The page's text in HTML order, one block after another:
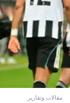
مقالات وتقارير